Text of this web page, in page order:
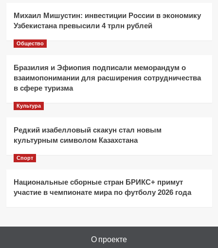
Михаил Мишустин: инвестиции России в экономику
Узбекистана превысили 4 трлн рублей
Общество
Бразилия и Эфиопия подписали меморандум о
взаимопонимании для расширения сотрудничества
в сфере туризма
Культура
Редкий изабелловый скакун стал новым
культурным символом Казахстана
Спорт
Национальные сборные стран БРИКС+ примут
участие в чемпионате мира по футболу 2026 года
О проекте